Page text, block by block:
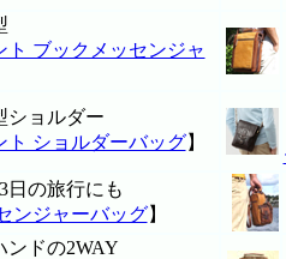
ト ブックメッセンジャ
ショルダー
ト ショルダーバッグ】
日の旅行にも
ンジャーバッグ】
ンドの2WAY